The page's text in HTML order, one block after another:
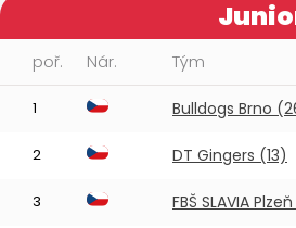
poř. Nár. Tým
1 Bulldogs Brno
2 DT Gingers (13)
3 FBŠ SLAVIA